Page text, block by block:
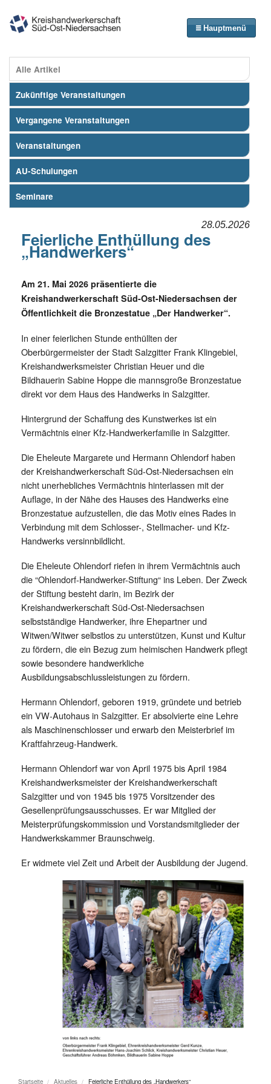
Hauptmenü
Alle Artikel
Zukünftige Veranstaltungen
Vergangene Veranstaltungen
Veranstaltungen
AU-Schulungen
Seminare
28.05.2026
Feierliche Enthüllung des
„Handwerkers“
Am 21. Mai 2026 präsentierte die
Kreishandwerkerschaft Süd-Ost-Niedersachsen der
Öffentlichkeit die Bronzestatue „Der Handwerker“.
In einer feierlichen Stunde enthüllten der
Oberbürgermeister der Stadt Salzgitter Frank Klingebiel,
Kreishandwerksmeister Christian Heuer und die
Bildhauerin Sabine Hoppe die mannsgroße Bronzestatue
direkt vor dem Haus des Handwerks in Salzgitter.
Hintergrund der Schaffung des Kunstwerkes ist ein
Vermächtnis einer Kfz-Handwerkerfamilie in Salzgitter.
Die Eheleute Margarete und Hermann Ohlendorf haben
der Kreishandwerkerschaft Süd-Ost-Niedersachsen ein
nicht unerhebliches Vermächtnis hinterlassen mit der
Auflage, in der Nähe des Hauses des Handwerks eine
Bronzestatue aufzustellen, die das Motiv eines Rades in
Verbindung mit dem Schlosser-, Stellmacher- und Kfz-
Handwerks versinnbildlicht.
Die Eheleute Ohlendorf riefen in ihrem Vermächtnis auch
die “Ohlendorf-Handwerker-Stiftung“ ins Leben. Der Zweck
der Stiftung besteht darin, im Bezirk der
Kreishandwerkerschaft Süd-Ost-Niedersachsen
selbstständige Handwerker, ihre Ehepartner und
Witwen/Witwer selbstlos zu unterstützen, Kunst und Kultur
zu fördern, die ein Bezug zum heimischen Handwerk pflegt
sowie besondere handwerkliche
Ausbildungsabschlussleistungen zu fördern.
Hermann Ohlendorf, geboren 1919, gründete und betrieb
ein VW-Autohaus in Salzgitter. Er absolvierte eine Lehre
als Maschinenschlosser und erwarb den Meisterbrief im
Kraftfahrzeug-Handwerk.
Hermann Ohlendorf war von April 1975 bis April 1984
Kreishandwerksmeister der Kreishandwerkerschaft
Salzgitter und von 1945 bis 1975 Vorsitzender des
Gesellenprüfungsausschusses. Er war Mitglied der
Meisterprüfungskommission und Vorstandsmitglieder der
Handwerkskammer Braunschweig.
Er widmete viel Zeit und Arbeit der Ausbildung der Jugend.
Startseite Aktuelles Feierliche Enthüllung des „Handwerkers“